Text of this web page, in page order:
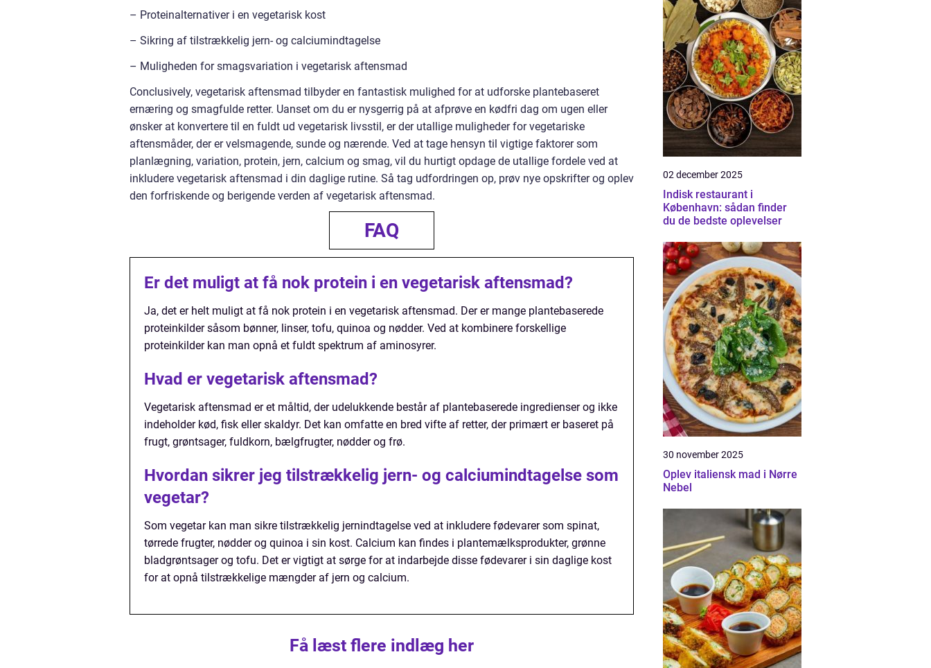
– Proteinalternativer i en vegetarisk kost
– Sikring af tilstrækkelig jern- og calciumindtagelse
– Muligheden for smagsvariation i vegetarisk aftensmad
Conclusively, vegetarisk aftensmad tilbyder en fantastisk mulighed for at udforske plantebaseret
ernæring og smagfulde retter. Uanset om du er nysgerrig på at afprøve en kødfri dag om ugen eller
ønsker at konvertere til en fuldt ud vegetarisk livsstil, er der utallige muligheder for vegetariske
aftensmåder, der er velsmagende, sunde og nærende. Ved at tage hensyn til vigtige faktorer som
planlægning, variation, protein, jern, calcium og smag, vil du hurtigt opdage de utallige fordele ved at
inkludere vegetarisk aftensmad i din daglige rutine. Så tag udfordringen op, prøv nye opskrifter og oplev
den forfriskende og berigende verden af vegetarisk aftensmad.
FAQ
Er det muligt at få nok protein i en vegetarisk aftensmad?
Ja, det er helt muligt at få nok protein i en vegetarisk aftensmad. Der er mange plantebaserede
proteinkilder såsom bønner, linser, tofu, quinoa og nødder. Ved at kombinere forskellige
proteinkilder kan man opnå et fuldt spektrum af aminosyrer.
Hvad er vegetarisk aftensmad?
Vegetarisk aftensmad er et måltid, der udelukkende består af plantebaserede ingredienser og ikke
indeholder kød, fisk eller skaldyr. Det kan omfatte en bred vifte af retter, der primært er baseret på
frugt, grøntsager, fuldkorn, bælgfrugter, nødder og frø.
Hvordan sikrer jeg tilstrækkelig jern- og calciumindtagelse som
vegetar?
Som vegetar kan man sikre tilstrækkelig jernindtagelse ved at inkludere fødevarer som spinat,
tørrede frugter, nødder og quinoa i sin kost. Calcium kan findes i plantemælksprodukter, grønne
bladgrøntsager og tofu. Det er vigtigt at sørge for at indarbejde disse fødevarer i sin daglige kost
for at opnå tilstrækkelige mængder af jern og calcium.
Få læst flere indlæg her
02 december 2025
Indisk restaurant i
København: sådan finder
du de bedste oplevelser
30 november 2025
Oplev italiensk mad i Nørre
Nebel